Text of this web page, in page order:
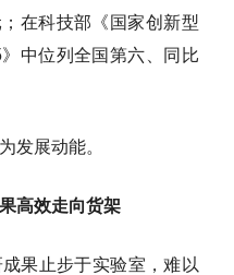
在科技部《国家创新型
中位列全国第六、同比
发展动能。
高效走向货架
果止步于实验室，难以